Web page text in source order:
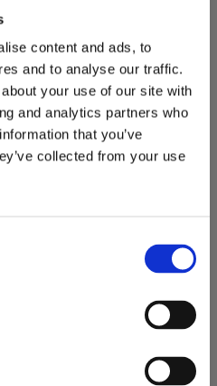
content and ads, to
and to analyse our traffic.
your use of our site with
and analytics partners who
that you’ve
collected from your use
sau
și
la
Programează
eco cardiacă
→
Generală Cluj